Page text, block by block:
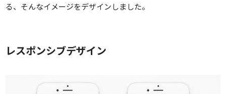
る、そんなイメージをデザインしました。
レスポンシブデザイン